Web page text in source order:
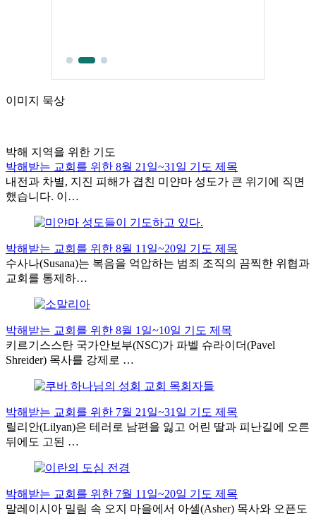
이미지 묵상
박해 지역을 위한 기도
박해받는 교회를 위한 8월 21일~31일 기도 제목
내전과 차별, 지진 피해가 겹친 미얀마 성도가 큰 위기에 직면
했습니다. 이…
박해받는 교회를 위한 8월 11일~20일 기도 제목
수사나(Susana)는 복음을 억압하는 범죄 조직의 끔찍한 위협과
교회를 통제하…
박해받는 교회를 위한 8월 1일~10일 기도 제목
키르기스스탄 국가안보부(NSC)가 파벨 슈라이더(Pavel
Shreider) 목사를 강제로 …
박해받는 교회를 위한 7월 21일~31일 기도 제목
릴리안(Lilyan)은 테러로 남편을 잃고 어린 딸과 피난길에 오른
뒤에도 고된 …
박해받는 교회를 위한 7월 11일~20일 기도 제목
말레이시아 밀림 속 오지 마을에서 아셀(Asher) 목사와 오픈도